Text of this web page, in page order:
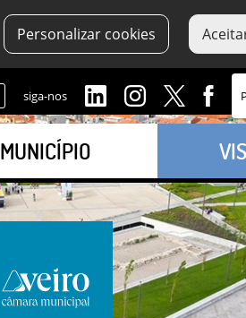
Personalizar cookies
siga-nos
MUNICÍPIO